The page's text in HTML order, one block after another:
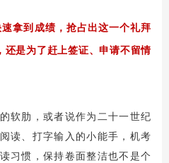
拿到成绩，抢占出这一个礼拜
还是为了赶上签证、申请不留情
软肋，或者说作为二十一世纪
读、打字输入的小能手，机考
习惯，保持卷面整洁也不是个